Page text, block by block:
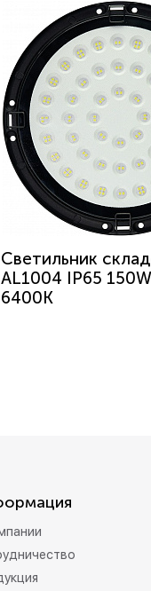
Светильник
AL1004 IP65
6400K